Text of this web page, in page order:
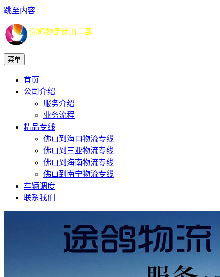
跳至内容
途鸽物流佛山二部
菜单
首页
公司介绍
服务介绍
业务流程
精品专线
佛山到海口物流专线
佛山到三亚物流专线
佛山到海南物流专线
佛山到南宁物流专线
车辆调度
联系我们